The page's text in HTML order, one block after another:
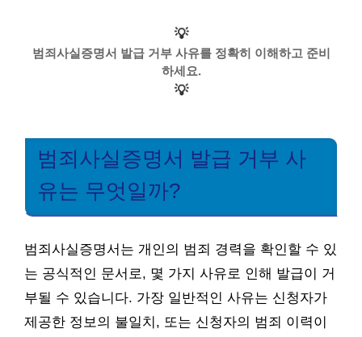
💡
범죄사실증명서 발급 거부 사유를 정확히 이해하고 준비
하세요.
💡
범죄사실증명서 발급 거부 사
유는 무엇일까?
범죄사실증명서는 개인의 범죄 경력을 확인할 수 있
는 공식적인 문서로, 몇 가지 사유로 인해 발급이 거
부될 수 있습니다. 가장 일반적인 사유는 신청자가
제공한 정보의 불일치, 또는 신청자의 범죄 이력이